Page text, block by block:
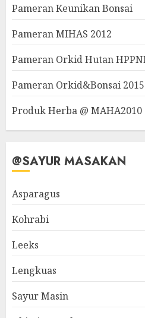
Pameran Keunikan Bonsai
Pameran MIHAS 2012
Pameran Orkid Hutan
Pameran Orkid&Bonsai 2015
Produk Herba @ MAHA2010
@SAYUR MASAKAN
Asparagus
Kohrabi
Leeks
Lengkuas
Sayur Masin